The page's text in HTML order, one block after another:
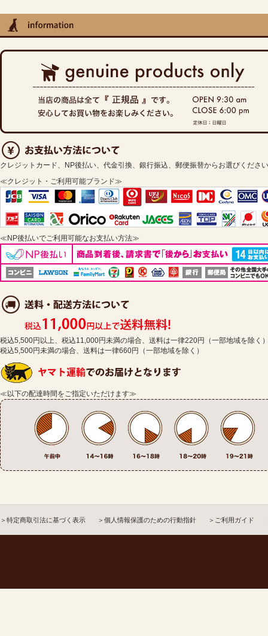
クレジットカード、NP後払い、代金引換、銀行振込、郵便振替からお選びくださ
≪クレジット・ご利用可能ブランド≫
≪NP後払いでご利用可能なお支払い方法≫
税込5,500円以上、税込11,000円未満の場合、送料は一律220円（一部地域を除く
税込5,500円未満の場合、送料は一律660円（一部地域を除く）
≪以下の配達時間をご指定いただけます≫
＞特定商取引法に基づく表示 ＞個人情報保護のための行動指針 ＞ご利用ガイド